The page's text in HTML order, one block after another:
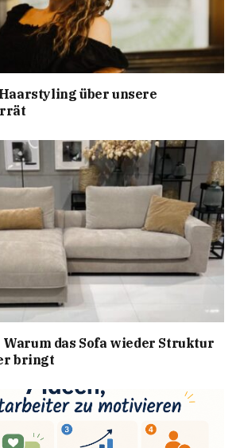
über unsere
Warum das Sofa wieder Struktur
bringt